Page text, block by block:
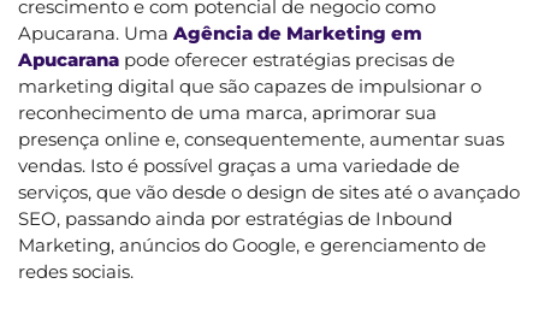
crescimento e com potencial de negocio como
Apucarana. Uma Agência de Marketing em
Apucarana pode oferecer estratégias precisas de
marketing digital que são capazes de impulsionar o
reconhecimento de uma marca, aprimorar sua
presença online e, consequentemente, aumentar suas
vendas. Isto é possível graças a uma variedade de
serviços, que vão desde o design de sites até o avançado
SEO, passando ainda por estratégias de Inbound
Marketing, anúncios do Google, e gerenciamento de
redes sociais.